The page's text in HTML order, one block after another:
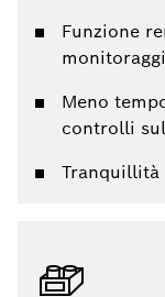
Funzione
Meno
controlli
Tranquillità